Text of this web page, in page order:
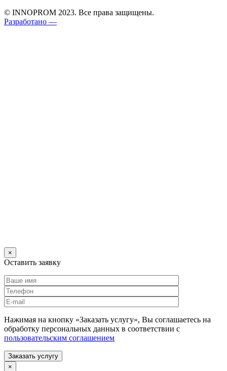
© INNOPROM 2023. Все права защищены.
Разработано —
×
Оставить заявку
Нажимая на кнопку «Заказать услугу», Вы соглашаетесь на
обработку персональных данных в соответствии с
пользовательским соглашением
Заказать услугу
×